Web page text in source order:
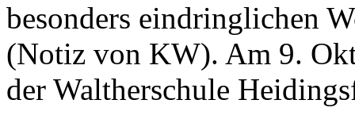
besonders eindringlichen
(Notiz von KW). Am 9.
der Waltherschule